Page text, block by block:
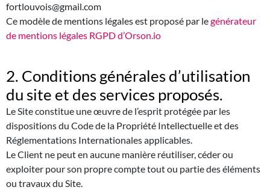
fortlouvois@gmail.com
Ce modèle de mentions légales est proposé par legénérateur
de mentions légales RGPD d’Orson.io
2. Conditions générales d’utilisation
du site et des services proposés.
Le Site constitue une œuvre de l’esprit protégée par les
dispositions du Code de la Propriété Intellectuelle et des
Réglementations Internationales applicables.
Le Client ne peut en aucune manière réutiliser, céder ou
exploiter pour son propre compte tout ou partie des éléments
ou travaux du Site.